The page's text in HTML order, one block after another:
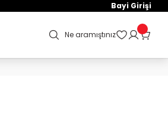
Bayi Girişi
Ne aramıştınız